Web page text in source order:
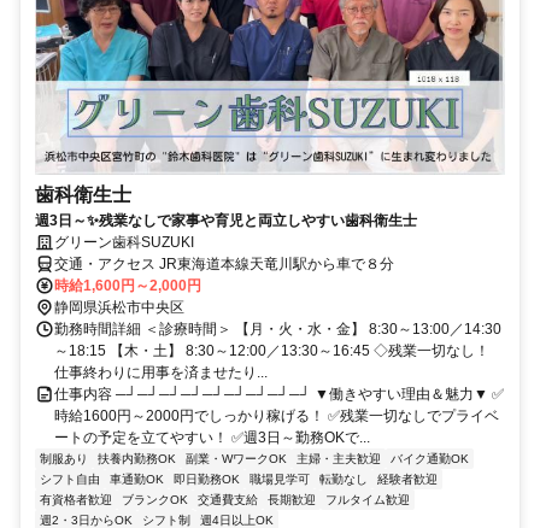
歯科衛生士
週3日～✨残業なしで家事や育児と両立しやすい歯科衛生士
グリーン歯科SUZUKI
交通・アクセス JR東海道本線天竜川駅から車で８分
時給1,600円～2,000円
静岡県浜松市中央区
勤務時間詳細 ＜診療時間＞ 【月・火・水・金】 8:30～13:00／14:30
～18:15 【木・土】 8:30～12:00／13:30～16:45 ◇残業一切なし！
仕事終わりに用事を済ませたり...
仕事内容 ─┘─┘─┘─┘─┘─┘─┘─┘─┘ ▼働きやすい理由＆魅力▼ ✅
時給1600円～2000円でしっかり稼げる！ ✅残業一切なしでプライベ
ートの予定を立てやすい！ ✅週3日～勤務OKで...
制服あり 扶養内勤務OK 副業・WワークOK 主婦・主夫歓迎
バイク通勤OK
シフト自由
車通勤OK 即日勤務OK 職場見学可 転勤なし
経験者歓迎
有資格者歓迎
ブランクOK 交通費支給 長期歓迎
フルタイム歓迎
週2・3日からOK
シフト制 週4日以上OK